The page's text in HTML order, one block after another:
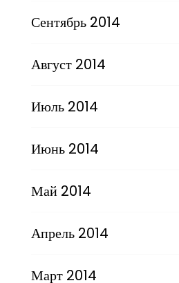
Сентябрь 2014
Август 2014
Июль 2014
Июнь 2014
Май 2014
Апрель 2014
Март 2014